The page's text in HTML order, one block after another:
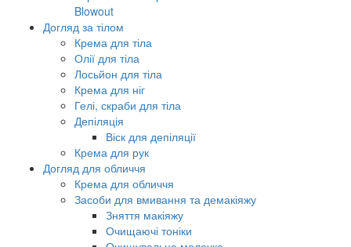
Blowout
Догляд за тілом
Крема для тіла
Олії для тіла
Лосьйон для тіла
Крема для ніг
Гелі, скраби для тіла
Депіляція
Віск для депіляції
Крема для рук
Догляд для обличчя
Крема для обличчя
Засоби для вмивання та демакіяжу
Зняття макіяжу
Очищаючі тоніки